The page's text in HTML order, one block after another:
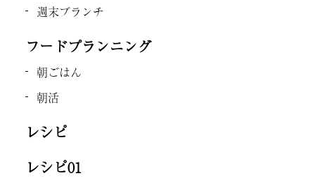
週末ブランチ
フードプランニング
朝ごはん
朝活
レシピ
レシピ01